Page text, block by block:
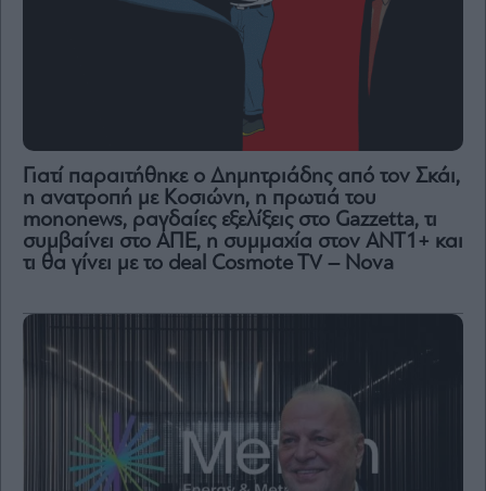
Γιατί παραιτήθηκε ο Δημητριάδης από τον Σκάι,
η ανατροπή με Κοσιώνη, η πρωτιά του
mononews, ραγδαίες εξελίξεις στο Gazzetta, τι
συμβαίνει στο ΑΠΕ, η συμμαχία στον ΑΝΤ1+ και
τι θα γίνει με το deal Cosmote TV – Nova